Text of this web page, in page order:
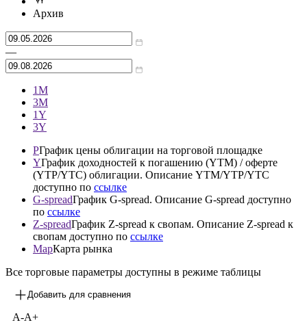
Архив
—
1М
3М
1Y
3Y
PГрафик цены облигации на торговой площадке
YГрафик доходностей к погашению (YTM) / оферте
(YTP/YTC) облигации. Описание YTM/YTP/YTC
доступно по ссылке
G-spreadГрафик G-spread. Описание G-spread доступно
по ссылке
Z-spreadГрафик Z-spread к свопам. Описание Z-spread к
свопам доступно по ссылке
MapКарта рынка
Все торговые параметры доступны в режиме таблицы
Добавить для сравнения